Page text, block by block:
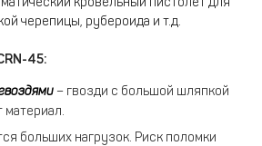
черепицы, рубероида и т.д.
45:
– гвозди с большой шляпкой
больших нагрузок. Риск поломки